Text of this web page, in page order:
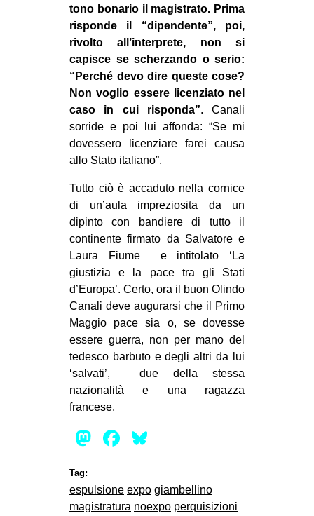
tono bonario il magistrato. Prima
risponde il “dipendente”, poi,
rivolto all’interprete, non si
capisce se scherzando o serio:
“Perché devo dire queste cose?
Non voglio essere licenziato nel
caso in cui risponda”. Canali
sorride e poi lui affonda: “Se mi
dovessero licenziare farei causa
allo Stato italiano”.
Tutto ciò è accaduto nella cornice
di un’aula impreziosita da un
dipinto con bandiere di tutto il
continente firmato da Salvatore e
Laura Fiume e intitolato ‘La
giustizia e la pace tra gli Stati
d’Europa’. Certo, ora il buon Olindo
Canali deve augurarsi che il Primo
Maggio pace sia o, se dovesse
essere guerra, non per mano del
tedesco barbuto e degli altri da lui
‘salvati’, due della stessa
nazionalità e una ragazza
francese.
Mastodon
Facebook
Tag:
espulsione expo giambellino
magistratura noexpo perquisizioni